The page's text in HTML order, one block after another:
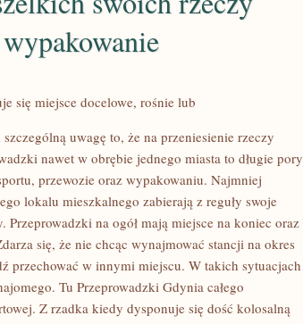
się miejsce docelowe, rośnie lub
uwagę to, że na przeniesienie rzeczy
nawet w obrębie jednego miasta to długie pory
przewozie oraz wypakowaniu. Najmniej
lokalu mieszkalnego zabierają z reguły swoje
na ogół mają miejsce na koniec oraz
się, że nie chcąc wynajmować stancji na okres
przechować w innymi miejscu. W takich sytuacjach
Tu Przeprowadzki Gdynia całego
Z rzadka kiedy dysponuje się dość kolosalną